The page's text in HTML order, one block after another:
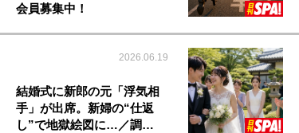
会員募集中！
2026.06.19
結婚式に新郎の元「浮気相
手」が出席。新婦の“仕返
し”で地獄絵図に…／調…